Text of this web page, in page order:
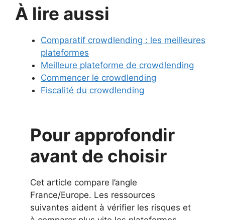
À lire aussi
Comparatif crowdlending : les meilleures
plateformes
Meilleure plateforme de crowdlending
Commencer le crowdlending
Fiscalité du crowdlending
Pour approfondir
avant de choisir
Cet article compare l’angle
France/Europe. Les ressources
suivantes aident à vérifier les risques et